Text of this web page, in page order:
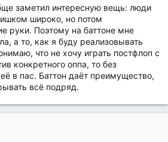
заметил интересную вещь: люди
широко, но потом
руки. Поэтому на баттоне мне
а то, как я буду реализовывать
что не хочу играть постфлоп с
конкретного оппа, то без
в пас. Баттон даёт преимущество,
всё подряд.